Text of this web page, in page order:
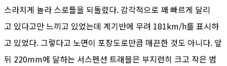
스라치게 놀라 스로틀을 되돌렸다. 감각적으로 꽤 빠르게 달리
고 있다고만 느끼고 있었는데 계기반에 무려 181km/h를 표시하
고 있었다. 그렇다고 노면이 포장도로만큼 매끈한 것도 아니다. 앞
뒤 220mm에 달하는 서스펜션 트래블은 부지런히 크고 작은 범